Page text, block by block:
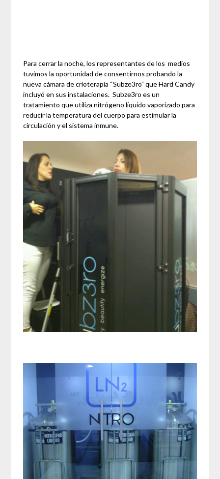
Para cerrar la noche, los representantes de los medios
tuvimos la oportunidad de consentirnos probando la
nueva cámara de crioterapia “Subze3ro” que Hard Candy
incluyó en sus instalaciones. Subze3ro es un
tratamiento que utiliza nitrógeno líquido vaporizado para
reducir la temperatura del cuerpo para estimular la
circulación y el sistema inmune.